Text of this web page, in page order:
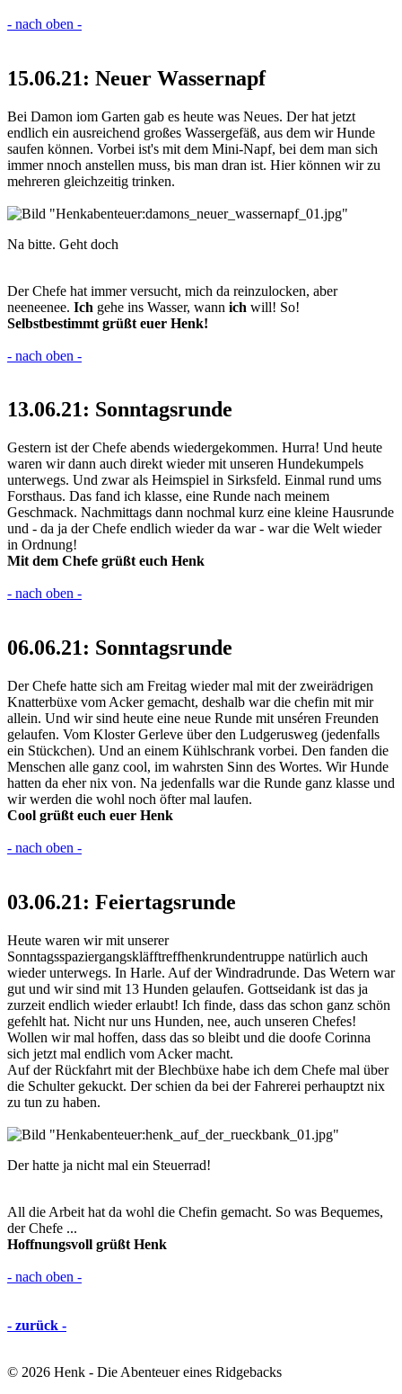
- nach oben -
15.06.21: Neuer Wassernapf
Bei Damon iom Garten gab es heute was Neues. Der hat jetzt
endlich ein ausreichend großes Wassergefäß, aus dem wir Hunde
saufen können. Vorbei ist's mit dem Mini-Napf, bei dem man sich
immer nnoch anstellen muss, bis man dran ist. Hier können wir zu
mehreren gleichzeitig trinken.
Na bitte. Geht doch
Der Chefe hat immer versucht, mich da reinzulocken, aber
neeneenee. Ich gehe ins Wasser, wann ich will! So!
Selbstbestimmt grüßt euer Henk!
- nach oben -
13.06.21: Sonntagsrunde
Gestern ist der Chefe abends wiedergekommen. Hurra! Und heute
waren wir dann auch direkt wieder mit unseren Hundekumpels
unterwegs. Und zwar als Heimspiel in Sirksfeld. Einmal rund ums
Forsthaus. Das fand ich klasse, eine Runde nach meinem
Geschmack. Nachmittags dann nochmal kurz eine kleine Hausrunde
und - da ja der Chefe endlich wieder da war - war die Welt wieder
in Ordnung!
Mit dem Chefe grüßt euch Henk
- nach oben -
06.06.21: Sonntagsrunde
Der Chefe hatte sich am Freitag wieder mal mit der zweirädrigen
Knatterbüxe vom Acker gemacht, deshalb war die chefin mit mir
allein. Und wir sind heute eine neue Runde mit unséren Freunden
gelaufen. Vom Kloster Gerleve über den Ludgerusweg (jedenfalls
ein Stückchen). Und an einem Kühlschrank vorbei. Den fanden die
Menschen alle ganz cool, im wahrsten Sinn des Wortes. Wir Hunde
hatten da eher nix von. Na jedenfalls war die Runde ganz klasse und
wir werden die wohl noch öfter mal laufen.
Cool grüßt euch euer Henk
- nach oben -
03.06.21: Feiertagsrunde
Heute waren wir mit unserer
Sonntagsspaziergangskläfftreffhenkrundentruppe natürlich auch
wieder unterwegs. In Harle. Auf der Windradrunde. Das Wetern war
gut und wir sind mit 13 Hunden gelaufen. Gottseidank ist das ja
zurzeit endlich wieder erlaubt! Ich finde, dass das schon ganz schön
gefehlt hat. Nicht nur uns Hunden, nee, auch unseren Chefes!
Wollen wir mal hoffen, dass das so bleibt und die doofe Corinna
sich jetzt mal endlich vom Acker macht.
Auf der Rückfahrt mit der Blechbüxe habe ich dem Chefe mal über
die Schulter gekuckt. Der schien da bei der Fahrerei perhauptzt nix
zu tun zu haben.
Der hatte ja nicht mal ein Steuerrad!
All die Arbeit hat da wohl die Chefin gemacht. So was Bequemes,
der Chefe ...
Hoffnungsvoll grüßt Henk
- nach oben -
- zurück -
© 2026 Henk - Die Abenteuer eines Ridgebacks